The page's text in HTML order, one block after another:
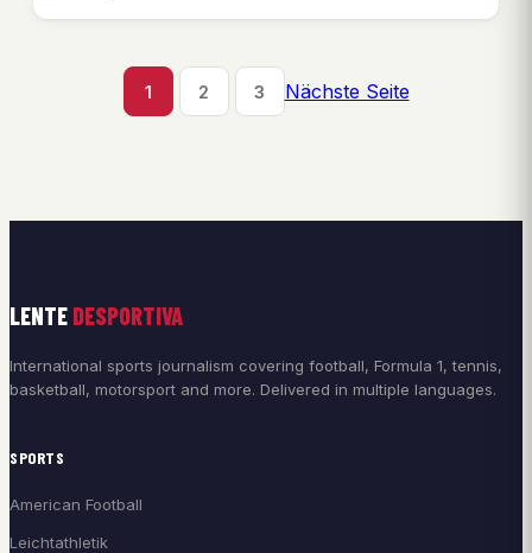
1 2 3 Nächste Seite
LENTE DESPORTIVA
International sports journalism covering football, Formula 1, tennis,
basketball, motorsport and more. Delivered in multiple languages.
SPORTS
American Football
Leichtathletik